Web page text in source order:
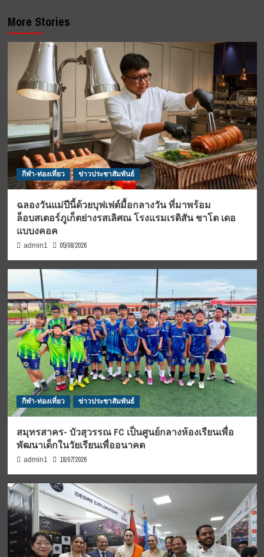
More Stories
กีฬา-ท่องเที่ยว ข่าวประชาสัมพันธ์
ฉลองวันแม่ปีนี้ด้วยบุฟเฟต์มื้อกลางวัน ที่มาพร้อม
ล็อบสเตอร์ภูเก็ตย่างรสเลิศณ โรงแรมเรดิสัน ชาโต เดอ
แบบงคอค
admin1 05/08/2026
กีฬา-ท่องเที่ยว ข่าวประชาสัมพันธ์
สมุทรสาคร- บัวสุวรรณ FC เป็นศูนย์กลางห้องเรียนเพื่อ
พัฒนาเด็กในวัยเรียนเพื่ออนาคต
admin1 18/07/2026